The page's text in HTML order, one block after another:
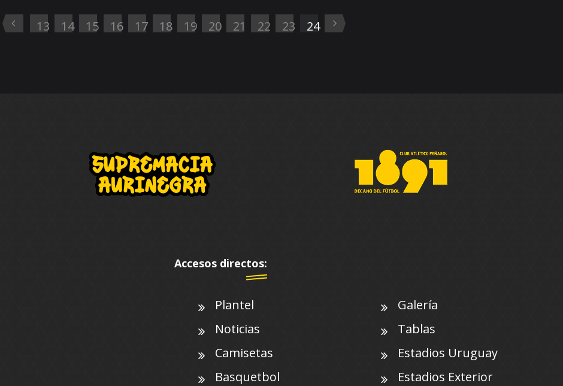
13 14 15 16 17 18 19 20 21 22 23 24
Accesos directos:
Plantel
Galería
Noticias
Tablas
Camisetas
Estadios Uruguay
Basquetbol
Estadios Exterior